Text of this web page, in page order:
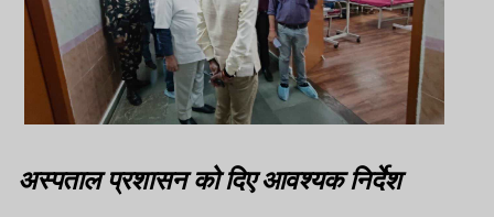
अस्पताल प्रशासन को दिए आवश्यक निर्देश